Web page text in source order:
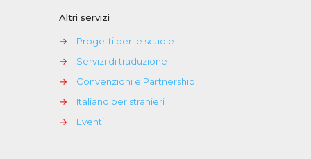
Altri servizi
→
Progetti per le scuole
→
Servizi di traduzione
→
Convenzioni e Partnership
→
Italiano per stranieri
→
Eventi